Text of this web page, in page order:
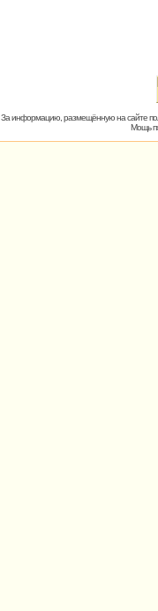
За информацию, размещённую на сайте
Мощь